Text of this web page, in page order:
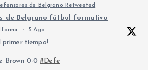
de Belgrano Retweeted
de Belgrano fútbol formativo
· 5 Ago
primer tiempo!
Brown 0-0#Defe